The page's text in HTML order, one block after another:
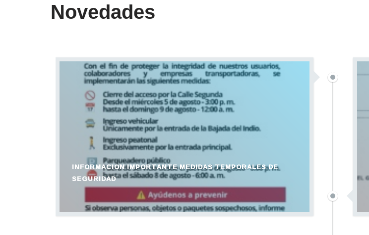
Novedades
INFORMACION IMPORTANTE MEDIDAS TEMPORALES DE
SEGURIDAD